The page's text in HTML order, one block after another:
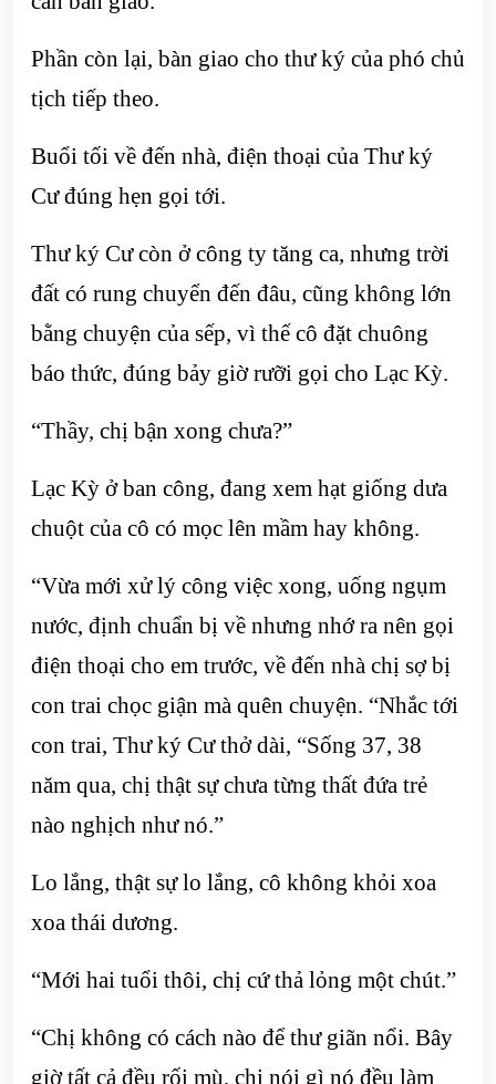
Phần còn lại, bàn giao cho thư ký của phó chủ
tịch tiếp theo.
Buổi tối về đến nhà, điện thoại của Thư ký
Cư đúng hẹn gọi tới.
Thư ký Cư còn ở công ty tăng ca, nhưng trời
đất có rung chuyển đến đâu, cũng không lớn
bằng chuyện của sếp, vì thế cô đặt chuông
báo thức, đúng bảy giờ rưỡi gọi cho Lạc Kỳ.
“Thầy, chị bận xong chưa?”
Lạc Kỳ ở ban công, đang xem hạt giống dưa
chuột của cô có mọc lên mầm hay không.
“Vừa mới xử lý công việc xong, uống ngụm
nước, định chuẩn bị về nhưng nhớ ra nên gọi
điện thoại cho em trước, về đến nhà chị sợ bị
con trai chọc giận mà quên chuyện. “Nhắc tới
con trai, Thư ký Cư thở dài, “Sống 37, 38
năm qua, chị thật sự chưa từng thất đứa trẻ
nào nghịch như nó.”
Lo lắng, thật sự lo lắng, cô không khỏi xoa
xoa thái dương.
“Mới hai tuổi thôi, chị cứ thả lỏng một chút.”
“Chị không có cách nào để thư giãn nổi. Bây
giờ tất cả đều rối mù, chị nói gì nó đều làm